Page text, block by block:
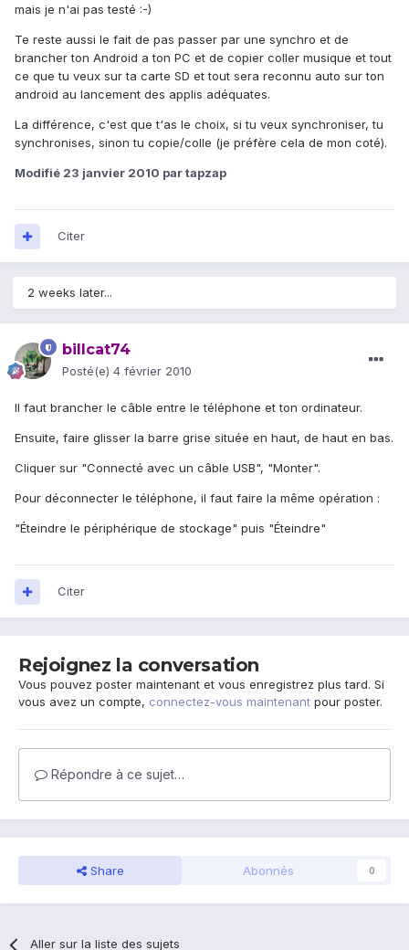
mais je n'ai pas testé :-)
Te reste aussi le fait de pas passer par une synchro et de
brancher ton Android a ton PC et de copier coller musique et tout
ce que tu veux sur ta carte SD et tout sera reconnu auto sur ton
android au lancement des applis adéquates.
La différence, c'est que t'as le choix, si tu veux synchroniser, tu
synchronises, sinon tu copie/colle (je préfère cela de mon coté).
Modifié 23 janvier 2010 par tapzap
Citer
2 weeks later...
billcat74
Posté(e) 4 février 2010
Il faut brancher le câble entre le téléphone et ton ordinateur.
Ensuite, faire glisser la barre grise située en haut, de haut en bas.
Cliquer sur "Connecté avec un câble USB", "Monter".
Pour déconnecter le téléphone, il faut faire la même opération :
"Éteindre le périphérique de stockage" puis "Éteindre"
Citer
Rejoignez la conversation
Vous pouvez poster maintenant et vous enregistrez plus tard. Si
vous avez un compte, connectez-vous maintenant pour poster.
Répondre à ce sujet…
Share Abonnés 0
Aller sur la liste des sujets